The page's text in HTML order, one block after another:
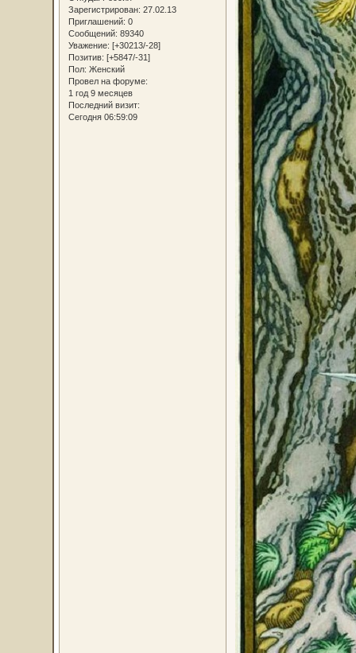
Зарегистрирован: 27.02.13
Приглашений: 0
Сообщений: 89340
Уважение: [+30213/-28]
Позитив: [+5847/-31]
Пол: Женский
Провел на форуме:
1 год 9 месяцев
Последний визит:
Сегодня 06:59:09